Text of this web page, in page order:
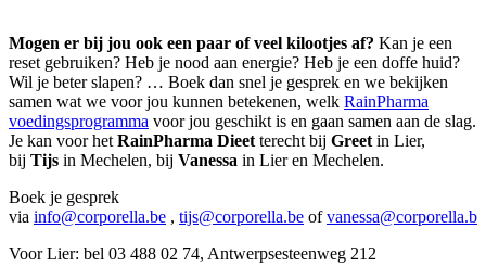
Mogen er bij jou ook een paar of veel kilootjes af? Kan je een
reset gebruiken? Heb je nood aan energie? Heb je een doffe huid?
Wil je beter slapen? … Boek dan snel je gesprek en we bekijken
samen wat we voor jou kunnen betekenen, welk RainPharma
voedingsprogramma voor jou geschikt is en gaan samen aan de slag.
Je kan voor het RainPharma Dieet terecht bij Greet in Lier,
bij Tijs in Mechelen, bij Vanessa in Lier en Mechelen.
Boek je gesprek
via info@corporella.be , tijs@corporella.be ofvanessa@corporella.be
Voor Lier: bel 03 488 02 74, Antwerpsesteenweg 212